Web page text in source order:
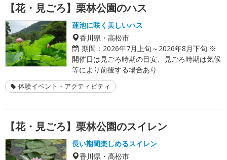
【花・見ごろ】栗林公園のハス
蓮池に咲く美しいハス
香川県・高松市
期間： 2026年7月上旬～2026年8月下旬 ※
開催日は見ごろ時期の目安、見ごろ時期は気候
等により前後する場合あり
体験イベント・アクティビティ
【花・見ごろ】栗林公園のスイレン
長い期間楽しめるスイレン
香川県・高松市